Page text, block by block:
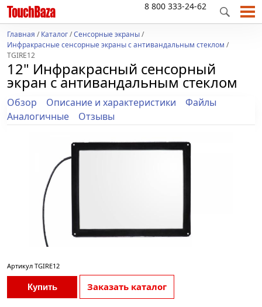
8 800 333-24-62
Главная /Каталог/Сенсорные экраны/
Инфракрасные сенсорные экраны с антивандальным стеклом /
TGIRE12
12" Инфракрасный сенсорный
экран с антивандальным стеклом
Обзор Описание и характеристики
Файлы
Аналогичные
Отзывы
Артикул TGIRE12
Купить Заказать каталог